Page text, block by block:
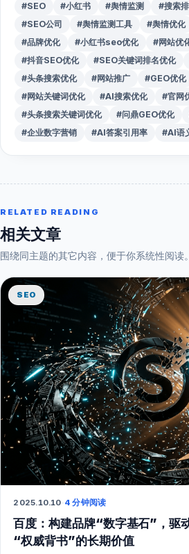
#SEO #小红书 #舆情监测 #搜索
#SEO公司
#舆情监测工具 #舆情优化
#品牌优化
#小红书seo优化 #网站优
#抖音SEO优化
#SEO关键词排名优化
#头条搜索优化
#网站推广 #GEO优化
#网站关键词优化
#AI搜索优化
#官网
#头条搜索关键词优化
#问鼎GEO优化
#企业数字营销
#AI答案引用率 #AI语
RELATED READING
相关文章
围绕同主题的其它内容，便于你系统性阅读。
SEO
2025.10.10·4 分钟阅读
百度：构建品牌“数字基石”，驱
“权威背书”的长期价值